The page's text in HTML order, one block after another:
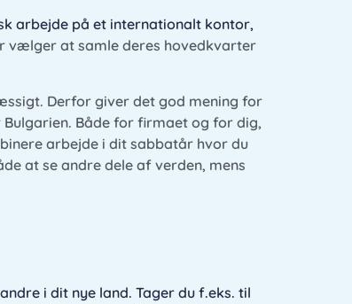
arbejde på et internationalt kontor,
vælger at samle deres hovedkvarter
Derfor giver det god mening for
Både for firmaet og for dig,
arbejde i dit sabbatår hvor du
at se andre dele af verden, mens
i dit nye land. Tager du f.eks. til